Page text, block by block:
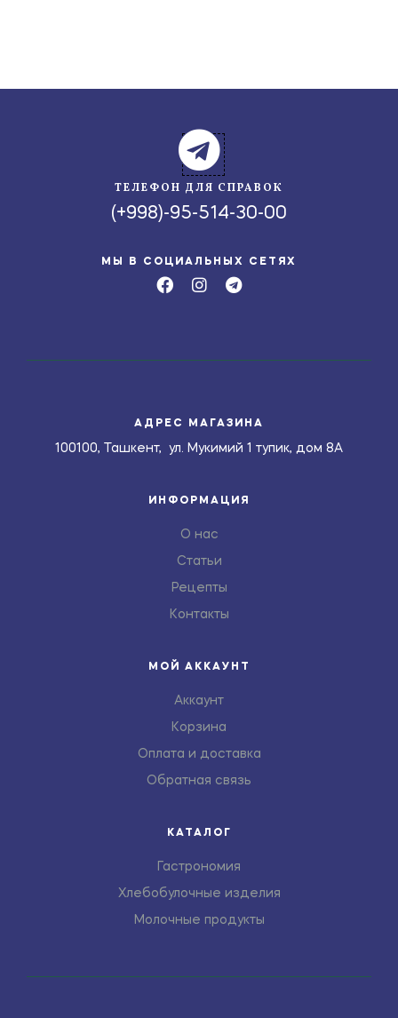
ТЕЛЕФОН ДЛЯ СПРАВОК
(+998)-95-514-30-00
МЫ В СОЦИАЛЬНЫХ СЕТЯХ
АДРЕС МАГАЗИНА
100100, Ташкент, ул. Мукимий 1 тупик, дом 8А
ИНФОРМАЦИЯ
О нас
Статьи
Рецепты
Контакты
МОЙ АККАУНТ
Аккаунт
Корзина
Оплата и доставка
Обратная связь
КАТАЛОГ
Гастрономия
Хлебобулочные изделия
Молочные продукты